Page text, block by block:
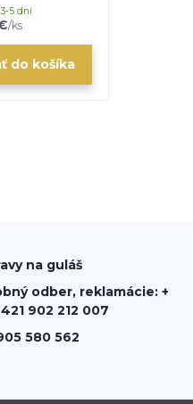
/ks
5 dní
do košíka
na guláš
odber, reklamácie: +
902 212 007
580 562